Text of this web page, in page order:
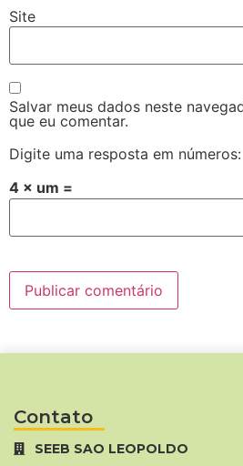
Site
Salvar meus dados neste
que eu comentar.
Digite uma resposta em números:
4 × um =
Contato
SEEB SAO LEOPOLDO